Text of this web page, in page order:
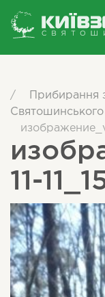
/
Прибирання
Святошинського
11-